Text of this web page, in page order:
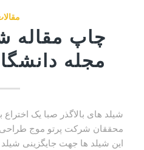
چاپ مقاله
مجله
شیلد های بالاگذر صبا یک
محققان شرکت پرتو موج
این شیلد ها جهت جایگزینی